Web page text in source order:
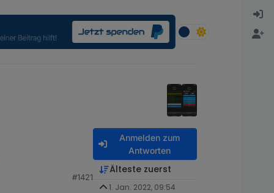
#1421
Anmelden zum
Antworten
Älteste zuerst
1. Jan. 2022, 09:54